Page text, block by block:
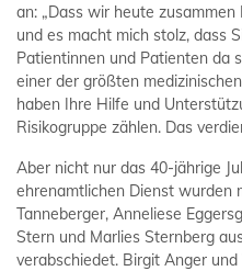
an: „Dass wir heute
und es macht mich stolz, dass
Patientinnen und Patienten da
einer der größten
haben Ihre Hilfe und
Risikogruppe zählen. Das
Aber nicht nur das 40-jährige
ehrenamtlichen Dienst wurden
Tanneberger, Anneliese
Stern und Marlies Sternberg
verabschiedet. Birgit Anger